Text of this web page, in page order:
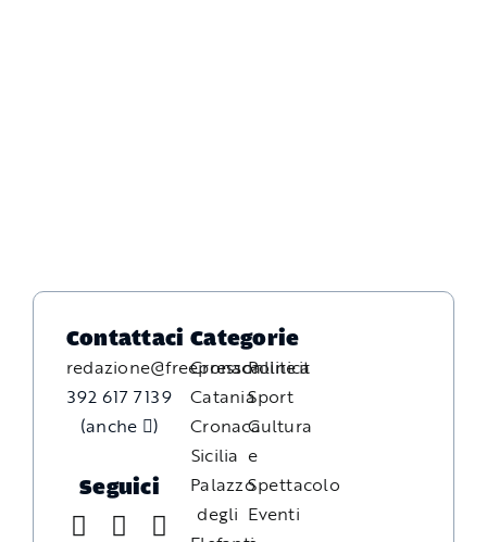
Contattaci
redazione@freepressonline.it
392 617 7139
(anche
)
Seguici
Categorie
Cronaca
Catania
Cronaca
Sicilia
Palazzo
degli
Politica
Sport
Cultura
e
Spettacolo
Eventi